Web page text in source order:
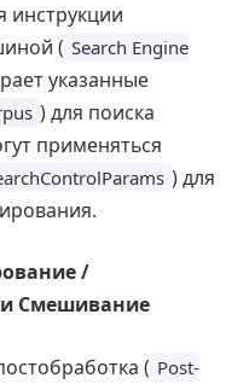
инструкции
( Search Engine
указанные
) для поиска
применяться
) для
/
и Смешивание
( Post-